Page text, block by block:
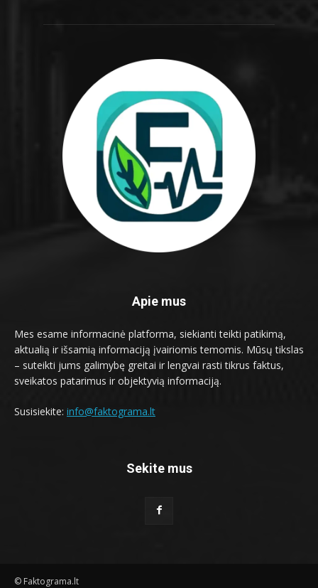
Apie mus
Mes esame informacinė platforma, siekianti teikti patikimą,
aktualią ir išsamią informaciją įvairiomis temomis. Mūsų tikslas
– suteikti jums galimybę greitai ir lengvai rasti tikrus faktus,
sveikatos patarimus ir objektyvią informaciją.
Susisiekite: info@faktograma.lt
Sekite mus
© Faktograma.lt